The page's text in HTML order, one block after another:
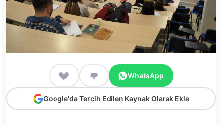
WhatsApp
Google'da Tercih Edilen Kaynak Olarak Ekle